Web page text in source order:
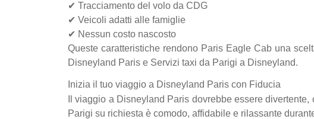
✔ Tracciamento del volo da CDG
✔ Veicoli adatti alle famiglie
✔ Nessun costo nascosto
Queste caratteristiche rendono Paris Eagle Cab una
Disneyland Paris e Servizi taxi da Parigi a Disneyland.
Inizia il tuo viaggio a Disneyland Paris con Fiducia
Il viaggio a Disneyland Paris dovrebbe essere
Parigi su richiesta è comodo, affidabile e rilassante